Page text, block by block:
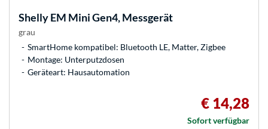
ShellyEM Mini Gen4, Messgerät
grau
SmartHome kompatibel: Bluetooth LE, Matter, Zigbee
Montage: Unterputzdosen
Geräteart: Hausautomation
€ 14,28
Sofort verfügbar